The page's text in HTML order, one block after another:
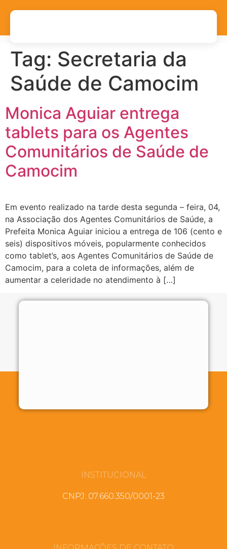
Tag: Secretaria da
Saúde de Camocim
Monica Aguiar entrega
tablets para os Agentes
Comunitários de Saúde de
Camocim
Em evento realizado na tarde desta segunda – feira, 04,
na Associação dos Agentes Comunitários de Saúde, a
Prefeita Monica Aguiar iniciou a entrega de 106 (cento e
seis) dispositivos móveis, popularmente conhecidos
como tablet’s, aos Agentes Comunitários de Saúde de
Camocim, para a coleta de informações, além de
aumentar a celeridade no atendimento à […]
INSTITUCIONAL
CNPJ: 07.660.350/0001-23